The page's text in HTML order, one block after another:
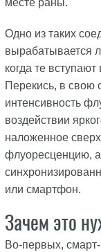
месте раны.
Одно из таких
вырабатывается
когда те
Перекись, в свою
интенсивность
воздействии
наложенное
флуоресценцию,
или смартфон.
Зачем это
Во-первых,